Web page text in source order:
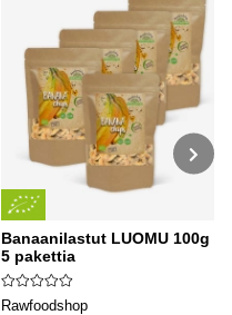
Banaanilastut LUOMU 100g x
5 pakettia
Rawfoodshop